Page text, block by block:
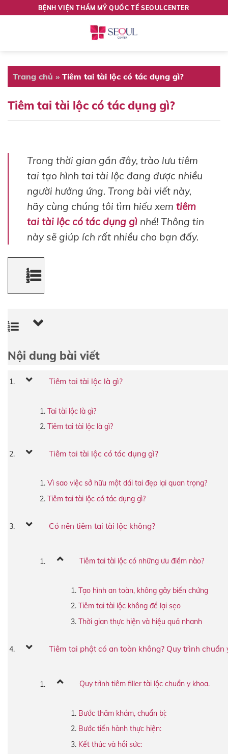
BỆNH VIỆN THẨM MỸ QUỐC TẾ SEOULCENTER
Trang chủ » Tiêm tai tài lộc có tác dụng gì?
Tiêm tai tài lộc có tác dụng gì?
Trong thời gian gần đây, trào lưu tiêm
tai tạo hình tai tài lộc đang được nhiều
người hưởng ứng. Trong bài viết này,
hãy cùng chúng tôi tìm hiểu xem tiêm
tai tài lộc có tác dụng gì nhé! Thông tin
này sẽ giúp ích rất nhiều cho bạn đấy.
Nội dung bài viết
Tiêm tai tài lộc là gì?
Tai tài lộc là gì?
Tiêm tai tài lộc là gì?
Tiêm tai tài lộc có tác dụng gì?
Vì sao việc sở hữu một dái tai đẹp lại quan trọng?
Tiêm tai tài lộc có tác dụng gì?
Có nên tiêm tai tài lộc không?
Tiêm tai tài lộc có những ưu điểm nào?
Tạo hình an toàn, không gây biến chứng
Tiêm tai tài lộc không để lại sẹo
Thời gian thực hiện và hiệu quả nhanh
Tiêm tai phật có an toàn không? Quy trình chuẩn
Quy trình tiêm filler tài lộc chuẩn y khoa.
Bước thăm khám, chuẩn bị:
Bước tiến hành thực hiện:
Kết thúc và hồi sức: